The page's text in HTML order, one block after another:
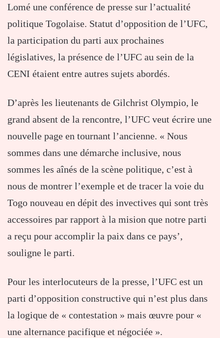
Lomé une conférence de presse sur l’actualité
politique Togolaise. Statut d’opposition de l’UFC,
la participation du parti aux prochaines
législatives, la présence de l’UFC au sein de la
CENI étaient entre autres sujets abordés.
D’après les lieutenants de Gilchrist Olympio, le
grand absent de la rencontre, l’UFC veut écrire une
nouvelle page en tournant l’ancienne. « Nous
sommes dans une démarche inclusive, nous
sommes les aînés de la scène politique, c’est à
nous de montrer l’exemple et de tracer la voie du
Togo nouveau en dépit des invectives qui sont très
accessoires par rapport à la mision que notre parti
a reçu pour accomplir la paix dans ce pays’,
souligne le parti.
Pour les interlocuteurs de la presse, l’UFC est un
parti d’opposition constructive qui n’est plus dans
la logique de « contestation » mais œuvre pour «
une alternance pacifique et négociée ».